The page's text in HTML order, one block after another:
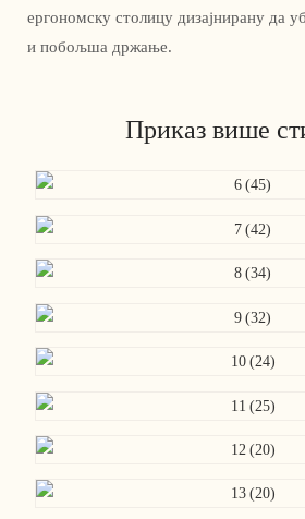
ергономску столицу дизајнирану да
и побољша држање.
Приказ више